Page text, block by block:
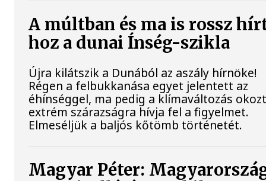
A múltban és ma is rossz
hoz a dunai Ínség-szikla
Újra kilátszik a Dunából az aszály hírnöke!
Régen a felbukkanása egyet jelentett az
éhínséggel, ma pedig a klímaváltozás
extrém szárazságra hívja fel a figyelmet.
Elmeséljük a baljós kőtömb történetét.
Magyar Péter: